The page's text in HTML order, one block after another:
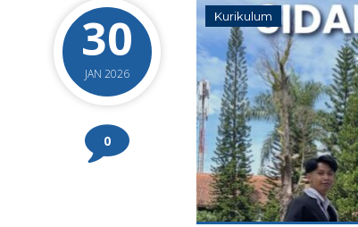
30
JAN 2026
0
Kurikulum